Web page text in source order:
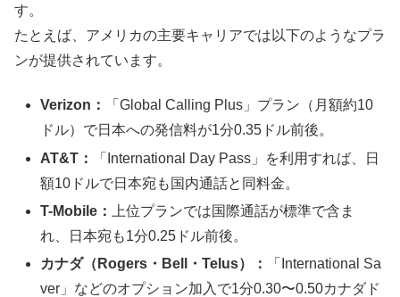
す。
たとえば、アメリカの主要キャリアでは以下のようなプラ
ンが提供されています。
Verizon：
「Global Calling Plus」プラン（月額約10
ドル）で日本への発信料が1分0.35ドル前後。
AT&T：
「International Day Pass」を利用すれば、日
額10ドルで日本宛も国内通話と同料金。
T-Mobile：
上位プランでは国際通話が標準で含ま
れ、日本宛も1分0.25ドル前後。
カナダ（Rogers・Bell・Telus）：
「International Sa
ver」などのオプション加入で1分0.30〜0.50カナダド